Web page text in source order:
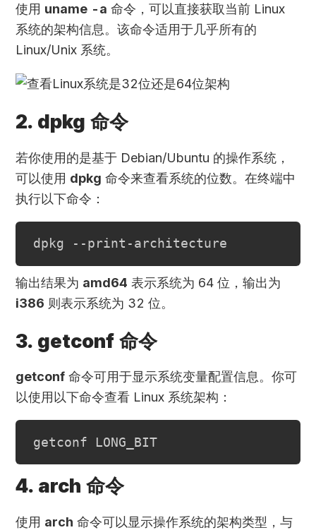
使用 uname -a 命令，可以直接获取当前 Linux
系统的架构信息。该命令适用于几乎所有的
Linux/Unix 系统。
2. dpkg 命令
若你使用的是基于 Debian/Ubuntu 的操作系统，
可以使用 dpkg 命令来查看系统的位数。在终端中
执行以下命令：
输出结果为 amd64 表示系统为 64 位，输出为
i386 则表示系统为 32 位。
3. getconf 命令
getconf 命令可用于显示系统变量配置信息。你可
以使用以下命令查看 Linux 系统架构：
getconf LONG_BIT
4. arch 命令
使用 arch 命令可以显示操作系统的架构类型，与